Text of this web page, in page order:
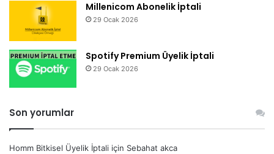
Millenicom Abonelik İptali
29 Ocak 2026
Spotify Premium Üyelik İptali
29 Ocak 2026
Son yorumlar
Homm Bitkisel Üyelik İptali için Sebahat akca